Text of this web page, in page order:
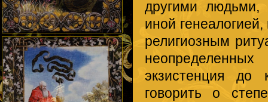
другими людьми,
иной
религиозным
экзистенция до
говорить о